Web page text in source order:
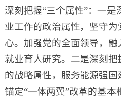
深刻把握“三个属性”：一
业工作的政治属性，坚守
心。加强党的全面领导，融
就业育人研究。二是深刻
的战略属性，服务能源强国
锚定“一体两翼”改革的基本